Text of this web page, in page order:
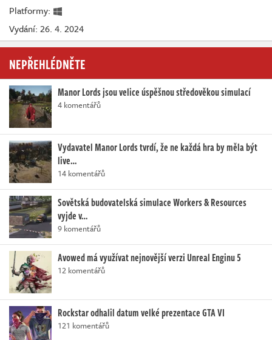
Platformy:
Vydání: 26. 4. 2024
NEPŘEHLÉDNĚTE
Manor Lords jsou velice úspěšnou středověkou simulací
4 komentářů
Vydavatel Manor Lords tvrdí, že ne každá hra by měla být
live…
14 komentářů
Sovětská budovatelská simulace Workers & Resources
vyjde v…
9 komentářů
Avowed má využívat nejnovější verzi Unreal Enginu 5
12 komentářů
Rockstar odhalil datum velké prezentace GTA VI
121 komentářů